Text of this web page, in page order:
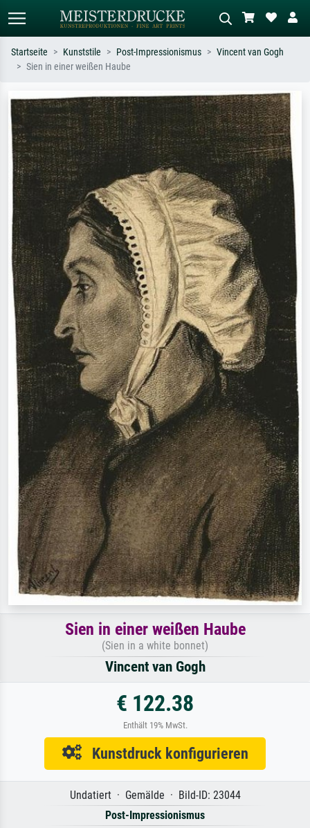
Suchen Sie nach Künstlern, Werktiteln
oder Stilen – z.B. Monet,
Sternennacht, Impressionismus, Welle
Hokusai, Akt.
Beschreiben Sie die Szene – z.B. Grüne
Wiese, Abstrakt mit viel Rot, Dunkles
Ölgemälde, Stehender Akt neben einem
Baum.
Startseite Kunststile Post-Impressionismus
Vincent van Gogh
Sien in einer weißen Haube
Sien in einer weißen Haube
(Sien in a white bonnet)
Vincent van Gogh
€ 122.38
Enthält 19% MwSt.
Kunstdruck konfigurieren
Undatiert · Gemälde · Bild-ID: 23044
Post-Impressionismus